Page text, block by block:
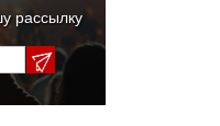
рассылку